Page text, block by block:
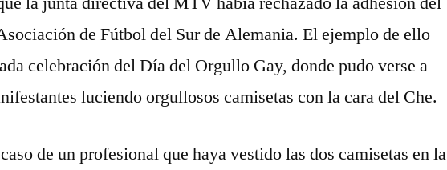
de Fútbol del Sur de Alemania. El ejemplo de ello
celebración del Día del Orgullo Gay, donde pudo verse a
luciendo orgullosos camisetas con la cara del Che.
de un profesional que haya vestido las dos camisetas en la